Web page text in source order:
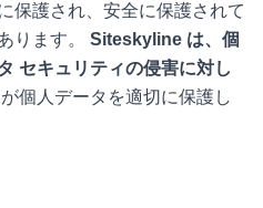
保護され、安全に保護されて
ります。 Siteskyline は、個
セキュリティの侵害に対し
個人データを適切に保護し